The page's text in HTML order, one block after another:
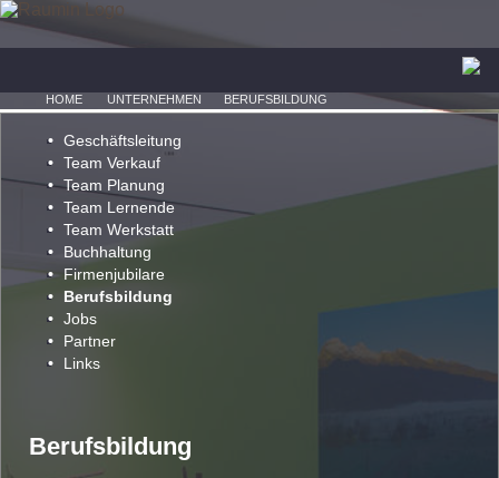
HOME UNTERNEHMEN BERUFSBILDUNG
Geschäftsleitung
Team Verkauf
Team Planung
Team Lernende
Team Werkstatt
Buchhaltung
Firmenjubilare
Berufsbildung
Jobs
Partner
Links
Berufsbildung